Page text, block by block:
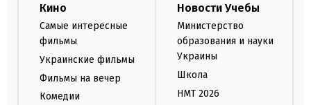
Кино
Самые интересные
фильмы
Украинские фильмы
Фильмы на вечер
Комедии
Новости Учебы
Министерство
образования и науки
Украины
Школа
НМТ 2026